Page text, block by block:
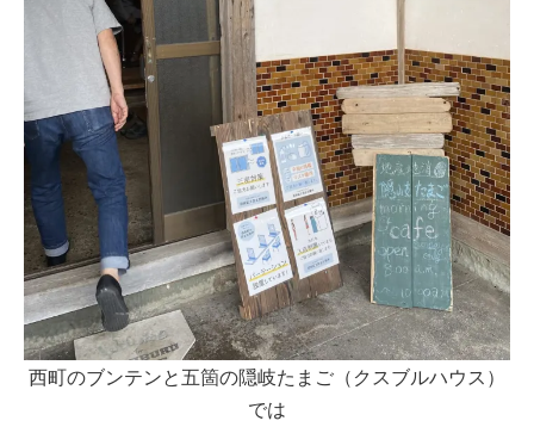
西町のブンテンと五箇の隠岐たまご（クスブルハウス）
では